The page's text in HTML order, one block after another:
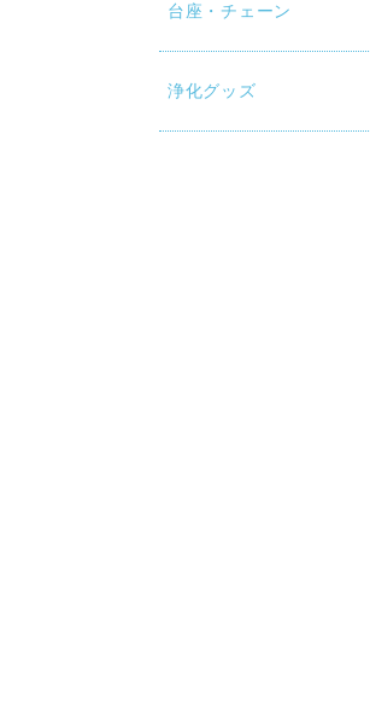
台座・チェーン
浄化グッズ